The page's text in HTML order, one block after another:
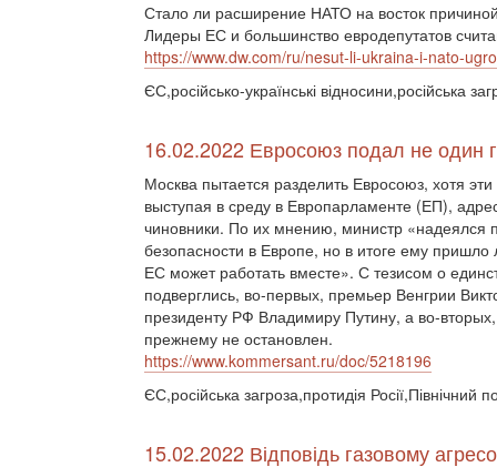
Стало ли расширение НАТО на восток
Лидеры ЕС и большинство евродепутатов
https://www.dw.com/ru/nesut-li-ukraina-i-nato-
ЄС,російсько-українські відносини,російська
16.02.2022 Евросоюз подал не один
Москва пытается разделить Евросоюз, хотя
выступая в среду в Европарламенте (ЕП),
чиновники. По их мнению, министр «надеялся
безопасности в Европе, но в итоге ему
ЕС может работать вместе». С тезисом о
подверглись, во-первых, премьер Венгрии
президенту РФ Владимиру Путину, а во-
прежнему не остановлен.
https://www.kommersant.ru/doc/5218196
ЄС,російська загроза,протидія Росії,Північний
15.02.2022 Відповідь газовому